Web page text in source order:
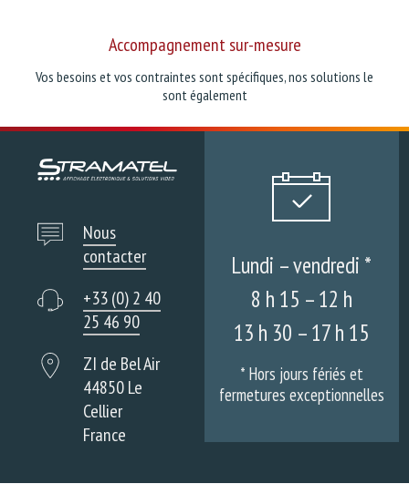
Accompagnement sur-mesure
Vos besoins et vos contraintes sont spécifiques, nos solutions le
sont également
Nous
contacter
+33 (0) 2 40
25 46 90
ZI de Bel Air
44850 Le
Cellier
France
Lundi – vendredi *
8 h 15 – 12 h
13 h 30 – 17 h 15
* Hors jours fériés et
fermetures exceptionnelles